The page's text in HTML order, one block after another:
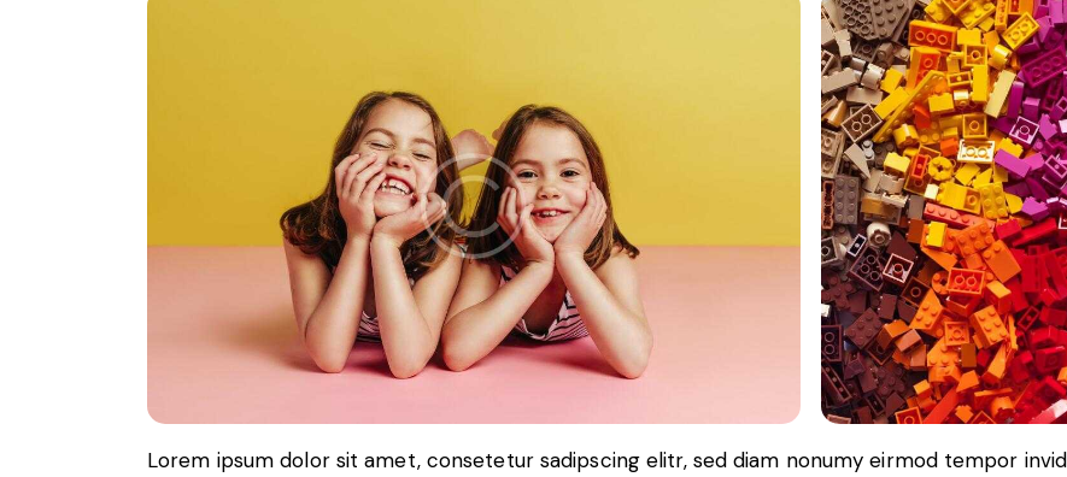
Lorem ipsum dolor sit amet, consetetur sadipscing elitr, sed diam nonumy eirmod tempor